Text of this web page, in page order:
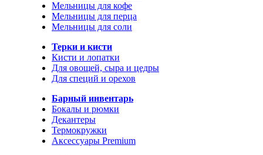
Мельницы для кофе
Мельницы для перца
Мельницы для соли
Терки и кисти
Кисти и лопатки
Для овощей, сыра и цедры
Для специй и орехов
Барный инвентарь
Бокалы и рюмки
Декантеры
Термокружки
Аксессуары Premium